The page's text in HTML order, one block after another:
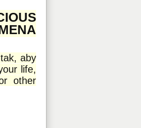
aby
life,
other